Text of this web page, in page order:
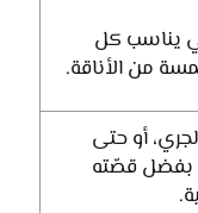
يناسب كل
من الأناقة.
أو حتى
بفضل قصّته